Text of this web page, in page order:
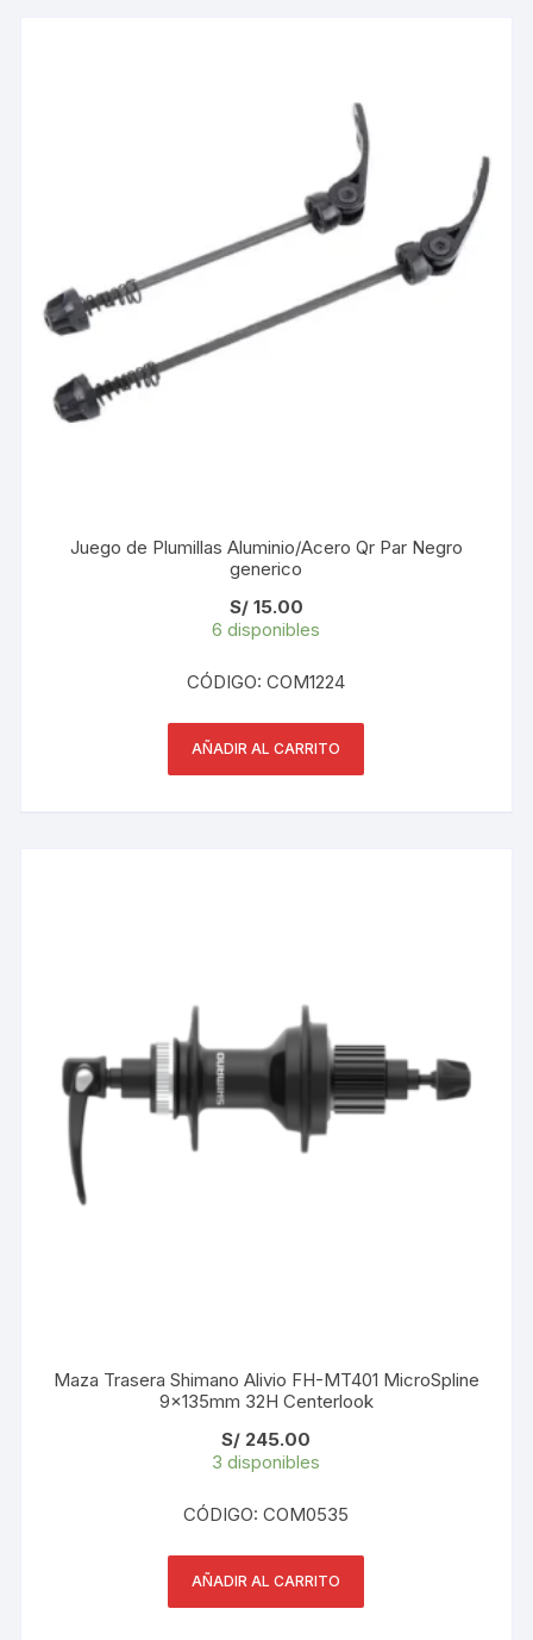
Juego de Plumillas Aluminio/Acero Qr Par Negro
generico
S/15.00
6 disponibles
CÓDIGO: COM1224
AÑADIR AL CARRITO
Maza Trasera Shimano Alivio FH-MT401 MicroSpline
9x135mm 32H Centerlook
S/ 245.00
3 disponibles
CÓDIGO: COM0535
AÑADIR AL CARRITO